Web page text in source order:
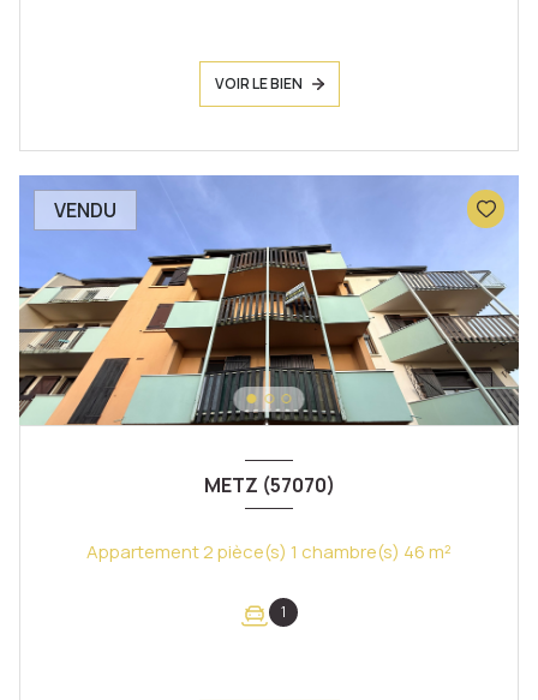
VOIR LE BIEN
VENDU
METZ (57070)
Appartement 2 pièce(s) 1 chambre(s) 46 m²
1